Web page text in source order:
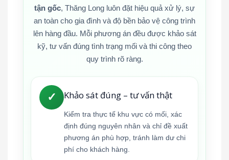
tận gốc, Thăng Long luôn đặt hiệu quả xử lý, sự
an toàn cho gia đình và độ bền bảo vệ công trình
lên hàng đầu. Mỗi phương án đều được khảo sát
kỹ, tư vấn đúng tình trạng mối và thi công theo
quy trình rõ ràng.
✓ Khảo sát đúng – tư vấn thật
Kiểm tra thực tế khu vực có mối, xác
định đúng nguyên nhân và chỉ đề xuất
phương án phù hợp, tránh làm dư chi
phí cho khách hàng.